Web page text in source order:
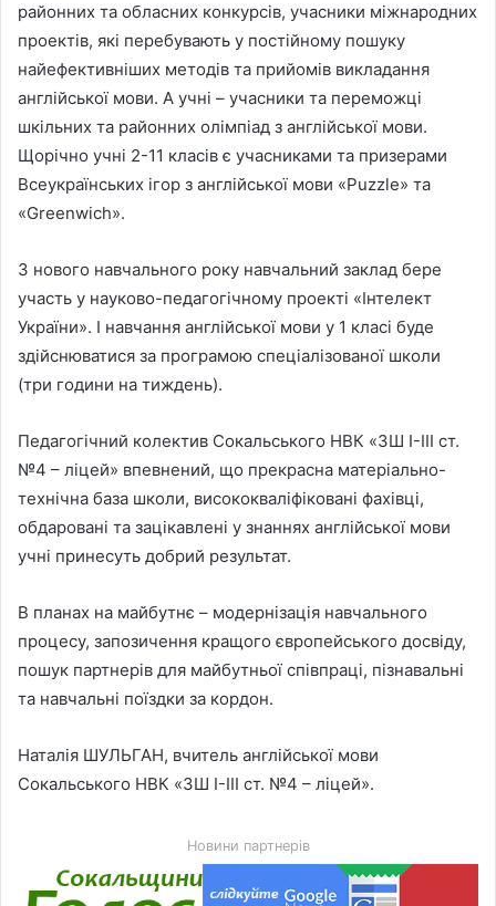
районних та обласних конкурсів, учасники міжнародних
проектів, які перебувають у постійному пошуку
найефективніших методів та прийомів викладання
англійської мови. А учні – учасники та переможці
шкільних та районних олімпіад з англійської мови.
Щорічно учні 2-11 класів є учасниками та призерами
Всеукраїнських ігор з англійської мови «Puzzle» та
«Greenwich».
З нового навчального року навчальний заклад бере
участь у науково-педагогічному проекті «Інтелект
України». І навчання англійської мови у 1 класі буде
здійснюватися за програмою спеціалізованої школи
(три години на тиждень).
Педагогічний колектив Сокальського НВК «ЗШ І-ІІІ ст.
№4 – ліцей» впевнений, що прекрасна матеріально-
технічна база школи, висококваліфіковані фахівці,
обдаровані та зацікавлені у знаннях англійської мови
учні принесуть добрий результат.
В планах на майбутнє – модернізація навчального
процесу, запозичення кращого європейського досвіду,
пошук партнерів для майбутньої співпраці, пізнавальні
та навчальні поїздки за кордон.
Наталія ШУЛЬГАН, вчитель англійської мови
Сокальського НВК «ЗШ І-ІІІ ст. №4 – ліцей».
Новини партнерів